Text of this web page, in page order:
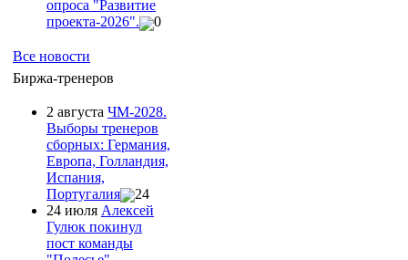
опроса "Развитие
проекта-2026".
0
Все новости
Биржа-тренеров
2 августа ЧМ-2028.
Выборы тренеров
сборных: Германия,
Европа, Голландия,
Испания,
Португалия
24
24 июля Алексей
Гулюк покинул
пост команды